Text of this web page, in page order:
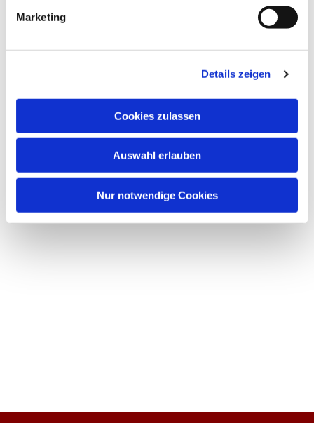
Marketing
Details zeigen
Cookies zulassen
Auswahl erlauben
Nur notwendige Cookies